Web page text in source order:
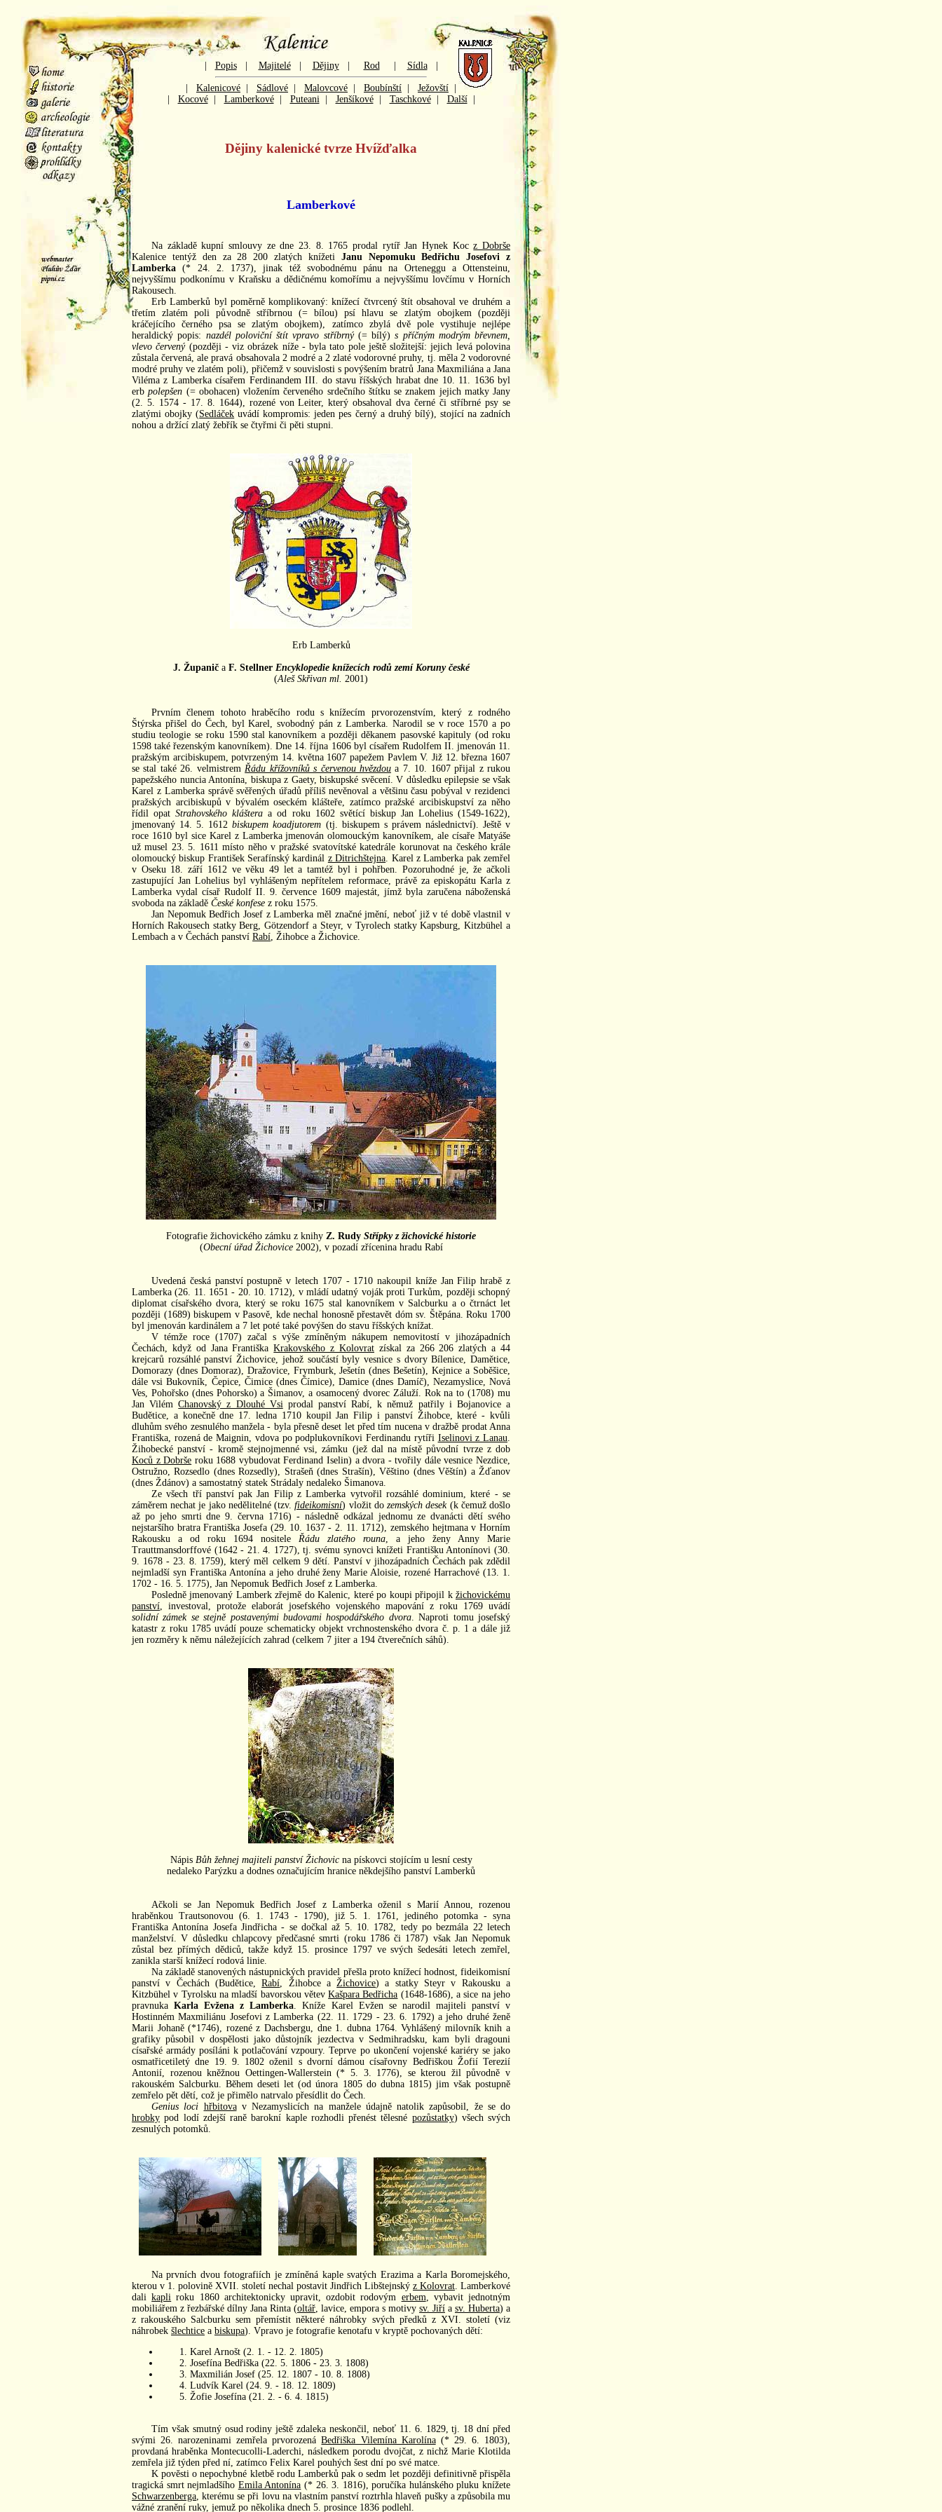
Popis| Majitelé| Dějiny| Rod| Sídla|
Kalenicové Sádlové Malovcové Boubínští Ježovští
Kocové| Lamberkové| Puteani| Jenšíkové| Taschkové| Další|
Dějiny kalenické tvrze Hvížďalka
Lamberkové
Na základě kupní smlouvy ze dne 23. 8. 1765 prodal rytíř Jan Hynek Kocz Dobrše
Kalenice tentýž den za 28 200 zlatých knížeti Janu Nepomuku Bedřichu Josefovi z
Lamberka (* 24. 2. 1737), jinak též svobodnému pánu na Orteneggu a Ottensteinu,
nejvyššímu podkonímu v Kraňsku a dědičnému komořímu a nejvyššímu lovčímu v Horních
Rakousech.
Erb Lamberků byl poměrně komplikovaný: knížecí čtvrcený štít obsahoval ve druhém a
třetím zlatém poli původně stříbrnou (= bílou) psí hlavu se zlatým obojkem (později
kráčejícího černého psa se zlatým obojkem), zatímco zbylá dvě pole vystihuje nejlépe
heraldický popis: nazdél poloviční štít vpravo stříbrný(= bílý)s příčným modrým břevnem,
vlevo červený(později - viz obrázek níže - byla tato pole ještě složitejší: jejich levá polovina
zůstala červená, ale pravá obsahovala 2 modré a 2 zlaté vodorovné pruhy, tj. měla 2 vodorovné
modré pruhy ve zlatém poli), přičemž v souvislosti s povýšením bratrů Jana Maxmiliána a Jana
Viléma z Lamberka císařem Ferdinandem III. do stavu říšských hrabat dne 10. 11. 1636 byl
erbpolepšen (= obohacen) vložením červeného srdečního štítku se znakem jejich matky Jany
(2. 5. 1574 - 17. 8. 1644), rozené von Leiter, který obsahoval dva černé či stříbrné psy se
zlatými obojky (Sedláček uvádí kompromis: jeden pes černý a druhý bílý), stojící na zadních
nohou a držící zlatý žebřík se čtyřmi či pěti stupni.
Erb Lamberků
J. Županiča F. Stellner Encyklopedie knížecích rodů zemí Koruny české
(Aleš Skřivan ml. 2001)
Prvním členem tohoto hraběcího rodu s knížecím prvorozenstvím, který z rodného
Štýrska přišel do Čech, byl Karel, svobodný pán z Lamberka. Narodil se v roce 1570 a po
studiu teologie se roku 1590 stal kanovníkem a později děkanem pasovské kapituly (od roku
1598 také řezenským kanovníkem). Dne 14. října 1606 byl císařem Rudolfem II. jmenován 11.
pražským arcibiskupem, potvrzeným 14. května 1607 papežem Pavlem V. Již 12. března 1607
se stal také 26. velmistrem Řádu křížovníků s červenou hvězdoua 7. 10. 1607 přijal z rukou
papežského nuncia Antonína, biskupa z Gaety, biskupské svěcení. V důsledku epilepsie se však
Karel z Lamberka správě svěřených úřadů příliš nevěnoval a většinu času pobýval v rezidenci
pražských arcibiskupů v bývalém oseckém klášteře, zatímco pražské arcibiskupství za něho
řídil opatStrahovského kláštera a od roku 1602 světící biskup Jan Lohelius (1549-1622),
jmenovaný 14. 5. 1612biskupem koadjutorem (tj. biskupem s právem následnictví). Ještě v
roce 1610 byl sice Karel z Lamberka jmenován olomouckým kanovníkem, ale císaře Matyáše
už musel 23. 5. 1611 místo něho v pražské svatovítské katedrále korunovat na českého krále
olomoucký biskup František Serafínský kardinál z Ditrichštejna . Karel z Lamberka pak zemřel
v Oseku 18. září 1612 ve věku 49 let a tamtéž byl i pohřben. Pozoruhodné je, že ačkoli
zastupující Jan Lohelius byl vyhlášeným nepřítelem reformace, právě za episkopátu Karla z
Lamberka vydal císař Rudolf II. 9. července 1609 majestát, jímž byla zaručena náboženská
svoboda na základě České konfese z roku 1575.
Jan Nepomuk Bedřich Josef z Lamberka měl značné jmění, neboť již v té době vlastnil v
Horních Rakousech statky Berg, Götzendorf a Steyr, v Tyrolech statky Kapsburg, Kitzbühel a
Lembach a v Čechách panství Rabí , Žihobce a Žichovice.
Fotografie žichovického zámku z knihy Z. Rudy Střípky z žichovické historie
(Obecní úřad Žichovice2002), v pozadí zřícenina hradu Rabí
Uvedená česká panství postupně v letech 1707 - 1710 nakoupil kníže Jan Filip hrabě z
Lamberka (26. 11. 1651 - 20. 10. 1712), v mládí udatný voják proti Turkům, později schopný
diplomat císařského dvora, který se roku 1675 stal kanovníkem v Salcburku a o čtrnáct let
později (1689) biskupem v Pasově, kde nechal honosně přestavět dóm sv. Štěpána. Roku 1700
byl jmenován kardinálem a 7 let poté také povýšen do stavu říšských knížat.
V témže roce (1707) začal s výše zmíněným nákupem nemovitostí v jihozápadních
Čechách, když od Jana FrantiškaKrakovského z Kolovrat získal za 266 206 zlatých a 44
krejcarů rozsáhlé panství Žichovice, jehož součástí byly vesnice s dvory Bílenice, Damětice,
Domorazy (dnes Domoraz), Dražovice, Frymburk, Ješetín (dnes Bešetín), Kejnice a Soběšice,
dále vsi Bukovník, Čepice, Čimice (dnes Čímice), Damice (dnes Damíč), Nezamyslice, Nová
Ves, Pohořsko (dnes Pohorsko) a Šimanov, a osamocený dvorec Záluží. Rok na to (1708) mu
Jan VilémChanovský z Dlouhé Vsi prodal panství Rabí, k němuž patřily i Bojanovice a
Budětice, a konečně dne 17. ledna 1710 koupil Jan Filip i panství Žihobce, které - kvůli
dluhům svého zesnulého manžela - byla přesně deset let před tím nucena v dražbě prodat Anna
Františka, rozená de Maignin, vdova po podplukovníkovi Ferdinandu rytíři Iselinovi z Lanau
Žihobecké panství - kromě stejnojmenné vsi, zámku (jež dal na místě původní tvrze z dob
Koců z Dobrše roku 1688 vybudovat Ferdinand Iselin) a dvora - tvořily dále vesnice Nezdice,
Ostružno, Rozsedlo (dnes Rozsedly), Strašeň (dnes Strašín), Věštino (dnes Věštín) a Žďanov
(dnes Ždánov) a samostatný statek Strádaly nedaleko Šimanova.
Ze všech tří panství pak Jan Filip z Lamberka vytvořil rozsáhlé dominium, které - se
záměrem nechat je jako nedělitelné (tzv.fideikomisní) vložit dozemských desek(k čemuž došlo
až po jeho smrti dne 9. června 1716) - následně odkázal jednomu ze dvanácti dětí svého
nejstaršího bratra Františka Josefa (29. 10. 1637 - 2. 11. 1712), zemského hejtmana v Horním
Rakousku a od roku 1694 nositele Řádu zlatého rouna , a jeho ženy Anny Marie
Trauttmansdorffové (1642 - 21. 4. 1727), tj. svému synovci knížeti Františku Antonínovi (30.
9. 1678 - 23. 8. 1759), který měl celkem 9 dětí. Panství v jihozápadních Čechách pak zdědil
nejmladší syn Františka Antonína a jeho druhé ženy Marie Aloisie, rozené Harrachové (13. 1.
1702 - 16. 5. 1775), Jan Nepomuk Bedřich Josef z Lamberka.
Posledně jmenovaný Lamberk zřejmě do Kalenic, které po koupi připojil k žichovickému
panství , investoval, protože elaborát josefského vojenského mapování z roku 1769 uvádí
solidní zámek se stejně postavenými budovami hospodářského dvora. Naproti tomu josefský
katastr z roku 1785 uvádí pouze schematicky objekt vrchnostenského dvora č. p. 1 a dále již
jen rozměry k němu náležejících zahrad (celkem 7 jiter a 194 čtverečních sáhů).
Nápis Bůh žehnej majiteli panství Žichovicna pískovci stojícím u lesní cesty
nedaleko Parýzku a dodnes označujícím hranice někdejšího panství Lamberků
Ačkoli se Jan Nepomuk Bedřich Josef z Lamberka oženil s Marií Annou, rozenou
hraběnkou Trautsonovou (6. 1. 1743 - 1790), již 5. 1. 1761, jediného potomka - syna
Františka Antonína Josefa Jindřicha - se dočkal až 5. 10. 1782, tedy po bezmála 22 letech
manželství. V důsledku chlapcovy předčasné smrti (roku 1786 či 1787) však Jan Nepomuk
zůstal bez přímých dědiců, takže když 15. prosince 1797 ve svých šedesáti letech zemřel,
zanikla starší knížecí rodová linie.
Na základě stanovených nástupnických pravidel přešla proto knížecí hodnost, fideikomisní
panství v Čechách (Budětice,Rabí , Žihobce a Žichovice) a statky Steyr v Rakousku a
Kitzbühel v Tyrolsku na mladší bavorskou větevKašpara Bedřicha (1648-1686), a sice na jeho
pravnukaKarla Evžena z Lamberka . Kníže Karel Evžen se narodil majiteli panství v
Hostinném Maxmiliánu Josefovi z Lamberka (22. 11. 1729 - 23. 6. 1792) a jeho druhé ženě
Marii Johaně (*1746), rozené z Dachsbergu, dne 1. dubna 1764. Vyhlášený milovník knih a
grafiky působil v dospělosti jako důstojník jezdectva v Sedmihradsku, kam byli dragouni
císařské armády posíláni k potlačování vzpoury. Teprve po ukončení vojenské kariéry se jako
osmatřicetiletý dne 19. 9. 1802 oženil s dvorní dámou císařovny Bedřiškou Žofií Terezií
Antonií, rozenou kněžnou Oettingen-Wallerstein (* 5. 3. 1776), se kterou žil původně v
rakouském Salcburku. Během deseti let (od února 1805 do dubna 1815) jim však postupně
zemřelo pět dětí, což je přimělo natrvalo přesídlit do Čech.
Genius loci hřbitovav Nezamyslicích na manžele údajně natolik zapůsobil, že se do
hrobky pod lodí zdejší raně barokní kaple rozhodli přenést tělesné pozůstatky) všech svých
zesnulých potomků.
Na prvních dvou fotografiích je zmíněná kaple svatých Erazima a Karla Boromejského,
kterou v 1. polovině XVII. století nechal postavit Jindřich Libštejnský z Kolovrat . Lamberkové
dalikapli roku 1860 architektonicky upravit, ozdobit rodovým erbem , vybavit jednotným
mobiliářem z řezbářské dílny Jana Rinta (oltář , lavice, empora s motivy sv. Jiří a sv. Huberta) a
z rakouského Salcburku sem přemístit některé náhrobky svých předků z XVI. století (viz
náhrobek šlechtice a biskupa). Vpravo je fotografie kenotafu v kryptě pochovaných dětí:
1. Karel Arnošt (2. 1. - 12. 2. 1805)
2. Josefína Bedřiška (22. 5. 1806 - 23. 3. 1808)
3. Maxmilián Josef (25. 12. 1807 - 10. 8. 1808)
4. Ludvík Karel (24. 9. - 18. 12. 1809)
5. Žofie Josefína (21. 2. - 6. 4. 1815)
Tím však smutný osud rodiny ještě zdaleka neskončil, neboť 11. 6. 1829, tj. 18 dní před
svými 26. narozeninami zemřela prvorozenáBedřiška Vilemína Karolína(* 29. 6. 1803),
provdaná hraběnka Montecucolli-Laderchi, následkem porodu dvojčat, z nichž Marie Klotilda
zemřela již týden před ní, zatímco Felix Karel pouhých šest dní po své matce.
K pověsti o nepochybné kletbě rodu Lamberků pak o sedm let později definitivně přispěla
tragická smrt nejmladšího Emila Antonína (* 26. 3. 1816), poručíka hulánského pluku knížete
Schwarzenberga , kterému se při lovu na vlastním panství roztrhla hlaveň pušky a způsobila mu
vážné zranění ruky, jemuž po několika dnech 5. prosince 1836 podlehl.